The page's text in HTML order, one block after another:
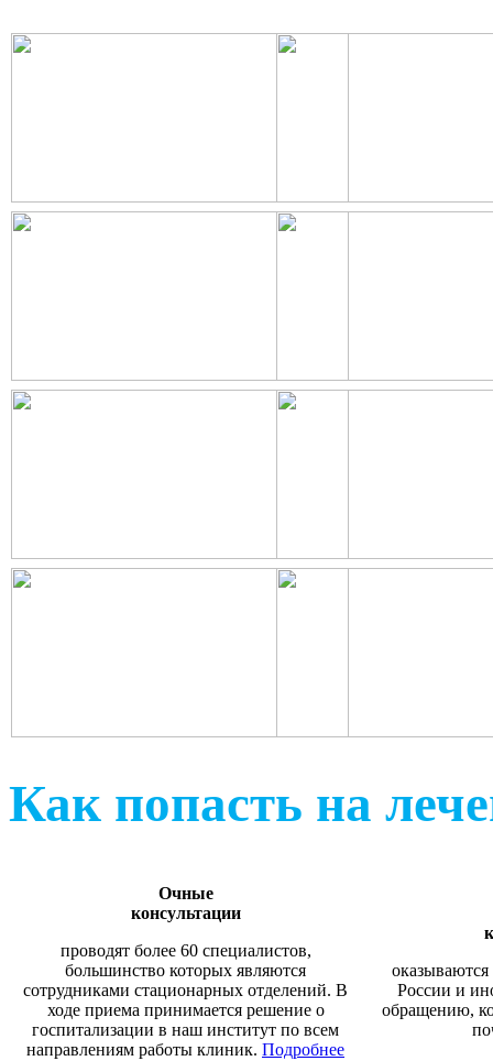
Как попасть на
Очные
консультации
проводят более 60 специалистов,
большинство которых являются
сотрудниками стационарных отделений. В
ходе приема принимается решение о
госпитализации в наш институт по всем
направлениям работы клиник. Подробнее
России и
обращению,